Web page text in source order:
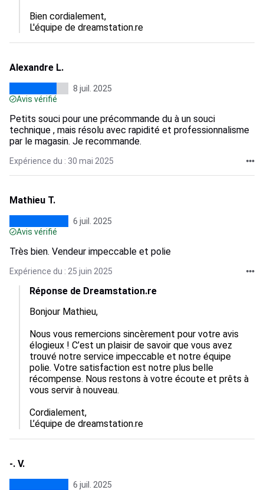
Bien cordialement,
L'équipe de dreamstation.re
Alexandre L.
8 juil. 2025
Avis vérifié
Petits souci pour une précommande du à un souci
technique , mais résolu avec rapidité et professionnalisme
par le magasin. Je recommande.
Expérience du : 30 mai 2025
Mathieu T.
6 juil. 2025
Avis vérifié
Très bien. Vendeur impeccable et polie
Expérience du : 25 juin 2025
Réponse de Dreamstation.re
Bonjour Mathieu,
Nous vous remercions sincèrement pour votre avis
élogieux ! C’est un plaisir de savoir que vous avez
trouvé notre service impeccable et notre équipe
polie. Votre satisfaction est notre plus belle
récompense. Nous restons à votre écoute et prêts à
vous servir à nouveau.
Cordialement,
L’équipe de dreamstation.re
-. V.
6 juil. 2025